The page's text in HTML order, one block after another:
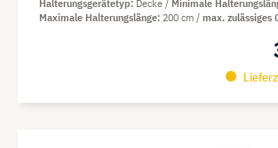
Halterungsgerätetyp Decke Minimale
Maximale Halterungslänge 200 cm max. zulässiges